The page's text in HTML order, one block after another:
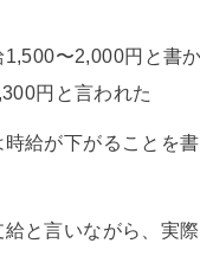
〜2,000円と書
円と言われた
給が下がることを
と言いながら、実